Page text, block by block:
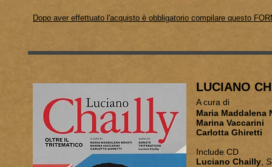
Dopo aver effettuato l'acquisto è obbligatorio compilare questo
LUCIANO
A cura di
Maria
Marina Vaccarini
Carlotta Ghiretti
Include CD
Luciano Chailly